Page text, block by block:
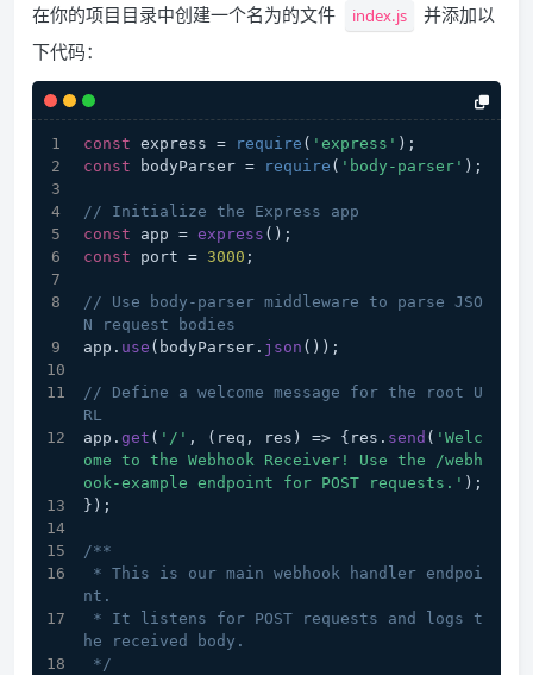
在你的项目目录中创建一个名为的文件 index.js
并添加以
下代码：
const express = require ( 'express' );
const bodyParser = require ( 'body-parser' );
// Initialize the Express app
const app = express ();
const port = 3000 ;
// Use body-parser middleware to parse JSO
N request bodies
app. use (bodyParser. json ());
// Define a welcome message for the root U
RL
app. get ( '/' , ( req, res ) => {res. send ( 'Welc
ome to the Webhook Receiver! Use the /webh
ook-example endpoint for POST requests.' );
});
/**
nt.
he received body.
*/